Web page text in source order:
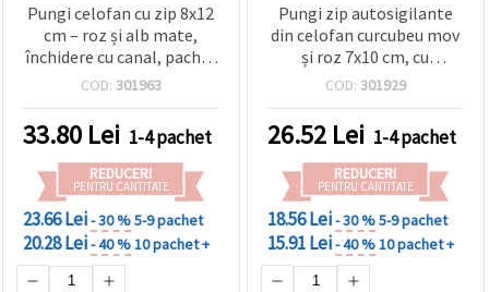
Pungi celofan cu zip 8x12
cm – roz și alb mate,
închidere cu canal, pachet
de 100 bucăți
COD: 301963
33.80 Lei 1-4 pachet
REDUCERI
PENTRU CANTITATE
23.66 Lei- 30 %5-9 pachet
20.28 Lei- 40 %10 pachet +
Pungi zip autosigilante
din celofan curcubeu mov
și roz 7x10 cm, cu
fereastră și spate argintiu
ambalaj strălucitor,
elegant și atrăgător, set
de 100
COD: 301929
26.52 Lei 1-4 pachet
REDUCERI
PENTRU CANTITATE
18.56 Lei- 30 %5-9 pachet
15.91 Lei- 40 %10 pachet +